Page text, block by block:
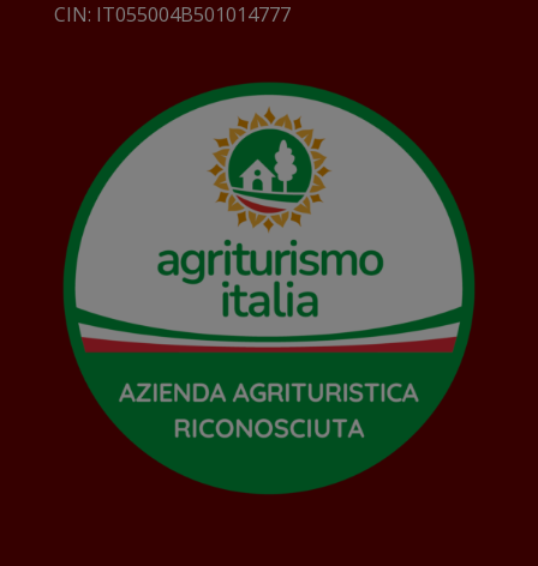
CIN: IT055004B501014777